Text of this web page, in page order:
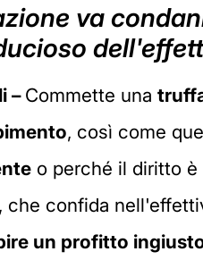
va
–Commette una
, così come
o perché il diritto è
che confida
un profitto